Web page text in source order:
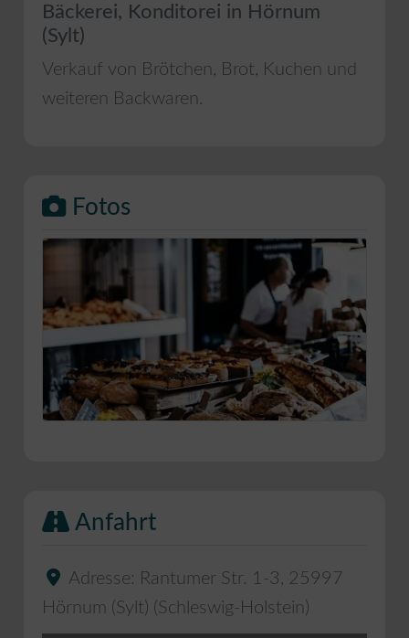
Bäckerei, Konditorei in Hörnum
(Sylt)
Verkauf von Brötchen, Brot, Kuchen und
weiteren Backwaren.
Fotos
Anfahrt
Adresse: Rantumer Str. 1-3 , 25997
Hörnum (Sylt) (Schleswig-Holstein)